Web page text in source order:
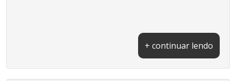
+ continuar lendo